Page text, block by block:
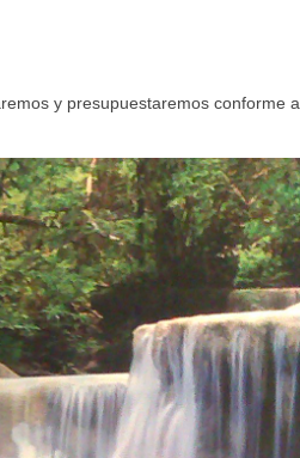
y presupuestaremos conforme a